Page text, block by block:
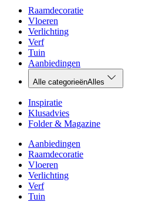
Raamdecoratie
Vloeren
Verlichting
Verf
Tuin
Aanbiedingen
Alle categorieënAlles
Inspiratie
Klusadvies
Folder & Magazine
Aanbiedingen
Raamdecoratie
Vloeren
Verlichting
Verf
Tuin